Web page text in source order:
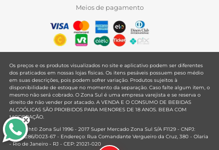
Meios de pagamento
Os preços e os produtos visualizados no site e aplicativo podem ser diferentes
dos praticados em nossas lojas físicas. Os itens pesáveis possuem peso médio
em suas descrições, pois podem sofrer variação. Produtos sujeitos à
disponibilidade de estoque no momento da separação. Caso falte algum item, o
mesmo não será cobrado. O Zona Sul é uma empresa varejista e se reserva o
direito de não vender por atacado. A VENDA E O CONSUMO DE BEBIDAS
ALCOÓLICAS SÃO PROIBIDOS PARA MENORES DE 18 ANOS. BEBA COM
MODERAÇÃO.
Copyright© Zona Sul 1996 - 2017 Super Mercado Zona Sul S/A F1129 - CNPJ:
33.381.286/0023-67 - Endereço: Rua Comandante Vergueiro da Cruz, 380 - Olaria
- Rio de Janeiro - RJ - CEP: 21021-020